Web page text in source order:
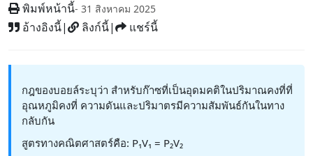
พิมพ์หน้านี้- 31 สิงหาคม 2025
อ้างอิงนี้| ลิงก์นี้| แชร์นี้
กฎของบอยล์ระบุว่า สำหรับก๊าซที่เป็นอุดมคติในปริมาณคงที่ที่
อุณหภูมิคงที่ ความดันและปริมาตรมีความสัมพันธ์กันในทาง
กลับกัน
สูตรทางคณิตศาสตร์คือ: P₁V₁ = P₂V₂